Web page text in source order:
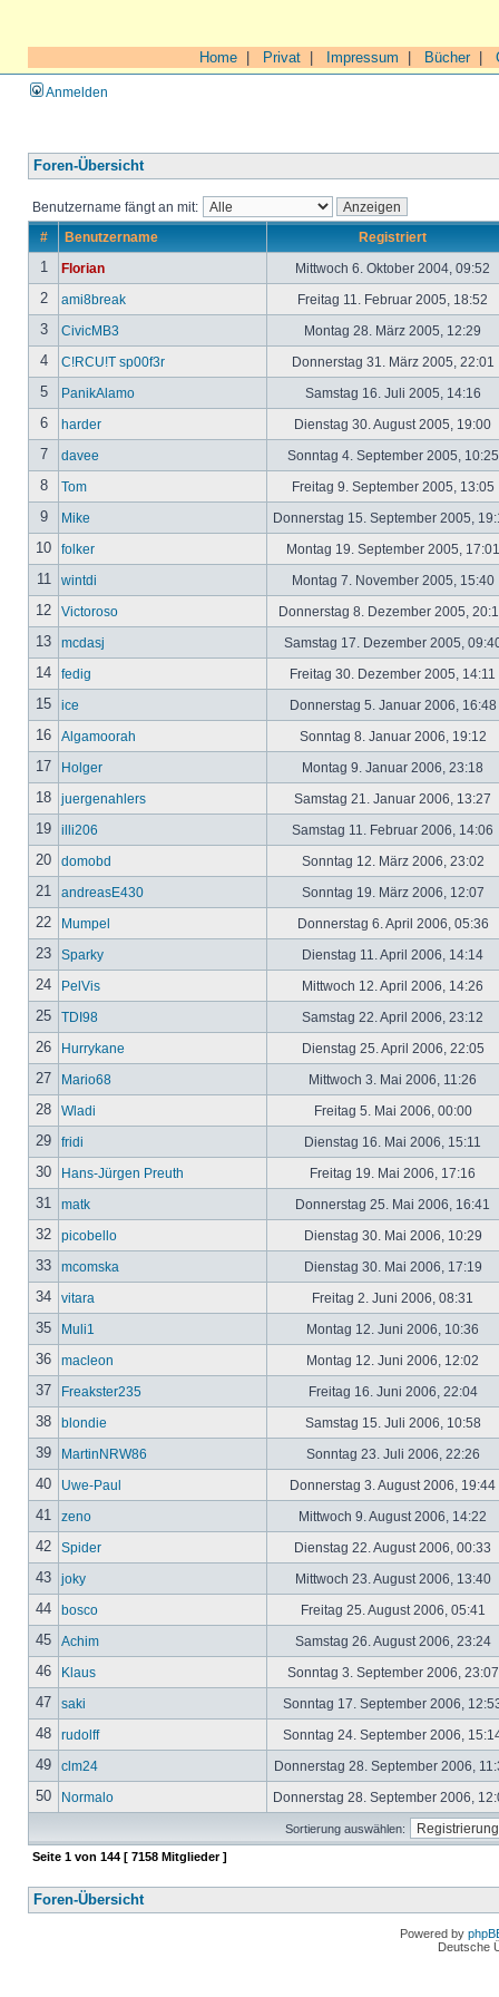
Home Privat Impressum Bücher|
Anmelden
Foren-Übersicht
Benutzername fängt an mit:
# Benutzername Registriert
1 Florian Mittwoch 6. Oktober 2004, 09:52
2 ami8break Freitag 11. Februar 2005, 18:52
3 CivicMB3 Montag 28. März 2005, 12:29
4 C!RCU!T sp00f3r Donnerstag 31. März 2005, 22:01
5 PanikAlamo Samstag 16. Juli 2005, 14:16
6 harder Dienstag 30. August 2005, 19:00
7 davee Sonntag 4. September 2005,
8 Tom Freitag 9. September 2005, 13:05
9 Mike Donnerstag 15. September 2005,
10 folker Montag 19. September 2005,
11 wintdi Montag 7. November 2005, 15:40
12 Victoroso Donnerstag 8. Dezember 2005,
13 mcdasj Samstag 17. Dezember 2005,
14 fedig Freitag 30. Dezember 2005, 14:11
15 ice Donnerstag 5. Januar 2006, 16:48
16 Algamoorah Sonntag 8. Januar 2006, 19:12
17 Holger Montag 9. Januar 2006, 23:18
18 juergenahlers Samstag 21. Januar 2006, 13:27
19 illi206 Samstag 11. Februar 2006, 14:06
20 domobd Sonntag 12. März 2006, 23:02
21 andreasE430 Sonntag 19. März 2006, 12:07
22 Mumpel Donnerstag 6. April 2006, 05:36
23 Sparky Dienstag 11. April 2006, 14:14
24 PelVis Mittwoch 12. April 2006, 14:26
25 TDI98 Samstag 22. April 2006, 23:12
26 Hurrykane Dienstag 25. April 2006, 22:05
27 Mario68 Mittwoch 3. Mai 2006, 11:26
28 Wladi Freitag 5. Mai 2006, 00:00
29 fridi Dienstag 16. Mai 2006, 15:11
30 Hans-Jürgen Preuth Freitag 19. Mai 2006, 17:16
31 matk Donnerstag 25. Mai 2006, 16:41
32 picobello Dienstag 30. Mai 2006, 10:29
33 mcomska Dienstag 30. Mai 2006, 17:19
34 vitara Freitag 2. Juni 2006, 08:31
35 Muli1 Montag 12. Juni 2006, 10:36
36 macleon Montag 12. Juni 2006, 12:02
37 Freakster235 Freitag 16. Juni 2006, 22:04
38 blondie Samstag 15. Juli 2006, 10:58
39 MartinNRW86 Sonntag 23. Juli 2006, 22:26
40 Uwe-Paul Donnerstag 3. August 2006, 19:44
41 zeno Mittwoch 9. August 2006, 14:22
42 Spider Dienstag 22. August 2006, 00:33
43 joky Mittwoch 23. August 2006, 13:40
44 bosco Freitag 25. August 2006, 05:41
45 Achim Samstag 26. August 2006, 23:24
46 Klaus Sonntag 3. September 2006,
47 saki Sonntag 17. September 2006,
48 rudolff Sonntag 24. September 2006,
49 clm24 Donnerstag 28. September 2006,
50 Normalo Donnerstag 28. September 2006,
Sortierung auswählen:
Seite 1 von 144 [ 7158 Mitglieder ]
Foren-Übersicht
Powered by
Deutsche